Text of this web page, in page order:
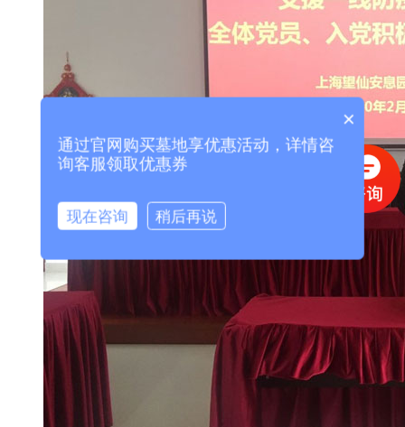
×
通过官网购买墓地享优惠活动，详情咨
询客服领取优惠券
现在咨询 稍后再说